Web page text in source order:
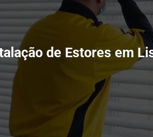
de Estores em